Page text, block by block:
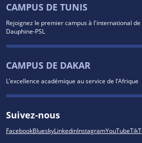
CAMPUS DE TUNIS
Rejoignez le premier campus à l'international
Dauphine-PSL
CAMPUS DE DAKAR
L’excellence académique au service de l’Afrique
Suivez-nous
FacebookBlueskyLinkedinInstagramYouTube